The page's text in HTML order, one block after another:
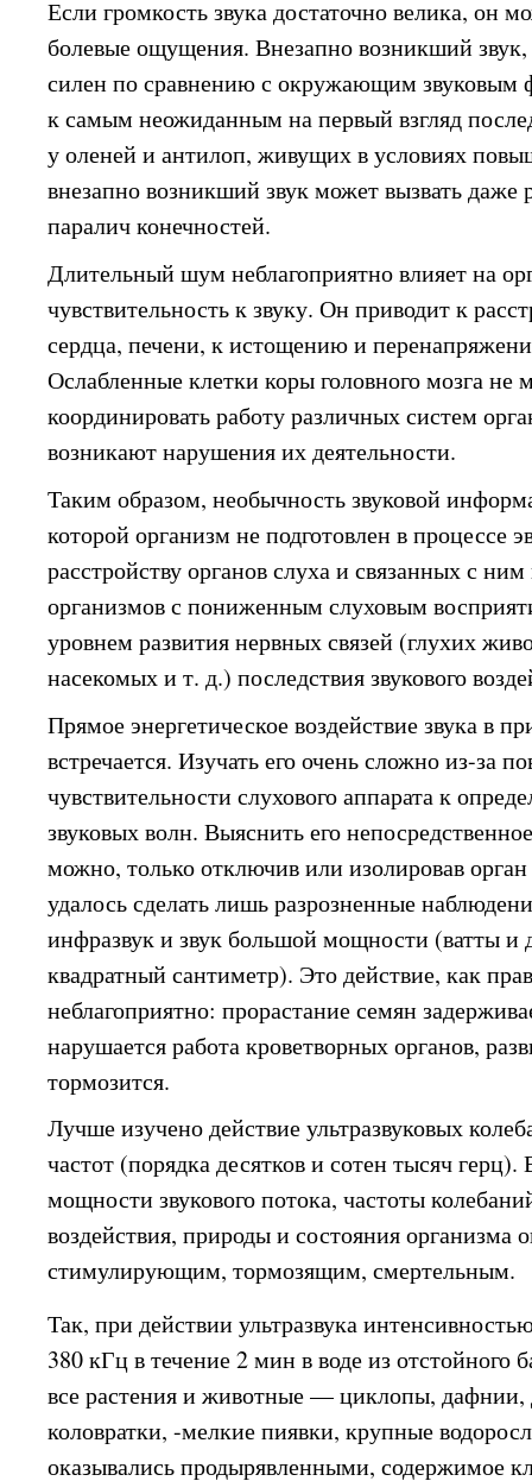
Если громкость звука достаточно велика, он
болевые ощущения. Внезапно возникший звук,
силен по сравнению с окружающим звуковым
к самым неожиданным на первый взгляд
у оленей и антилоп, живущих в условиях
внезапно возникший звук может вызвать даже
паралич конечностей.
Длительный шум неблагоприятно влияет на
чувствительность к звуку. Он приводит к
сердца, печени, к истощению и
Ослабленные клетки коры головного мозга не
координировать работу различных систем
возникают нарушения их деятельности.
Таким образом, необычность звуковой
которой организм не подготовлен в процессе
расстройству органов слуха и связанных с
организмов с пониженным слуховым
уровнем развития нервных связей (глухих
насекомых и т. д.) последствия звукового
Прямое энергетическое воздействие звука в
встречается. Изучать его очень сложно из-за
чувствительности слухового аппарата к
звуковых волн. Выяснить его
можно, только отключив или изолировав
удалось сделать лишь разрозненные
инфразвук и звук большой мощности (ватты и
квадратный сантиметр). Это действие, как
неблагоприятно: прорастание семян
нарушается работа кроветворных органов,
тормозится.
Лучше изучено действие ультразвуковых
частот (порядка десятков и сотен тысяч
мощности звукового потока, частоты
воздействия, природы и состояния организма
стимулирующим, тормозящим, смертельным.
Так, при действии ультразвука
380 кГц в течение 2 мин в воде из отстойного
все растения и животные — циклопы, дафнии,
коловратки, -мелкие пиявки, крупные
оказывались продырявленными, содержимое